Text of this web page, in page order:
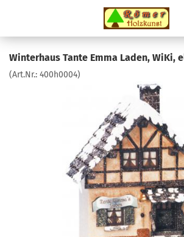
Winterhaus Tante Emma Laden, WiKi,
(Art.Nr.: 400h0004)